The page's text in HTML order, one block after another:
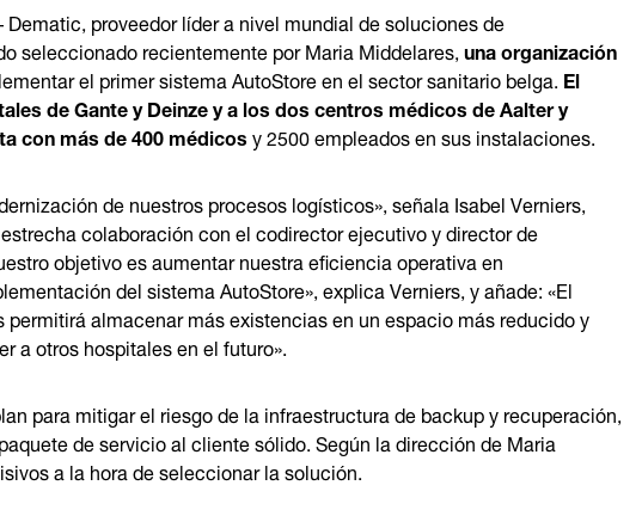
proveedor líder a nivel mundial de soluciones de
seleccionado recientemente por Maria Middelares,unaorganización
el primer sistema AutoStore en el sector sanitario belga.El
de Gante y Deinze y a los dos centros médicos de Aalter y
con más de 400 médicosy 2500 empleados en sus instalaciones.
de nuestros procesos logísticos», señala Isabel Verniers,
colaboración con el codirector ejecutivo y director de
objetivo es aumentar nuestra eficiencia operativa en
del sistema AutoStore», explica Verniers, y añade: «El
almacenar más existencias en un espacio más reducido y
a otros hospitales en el futuro».
para mitigar el riesgo de la infraestructura de backup y recuperación,
de servicio al cliente sólido. Según la dirección de Maria
a la hora de seleccionar la solución.